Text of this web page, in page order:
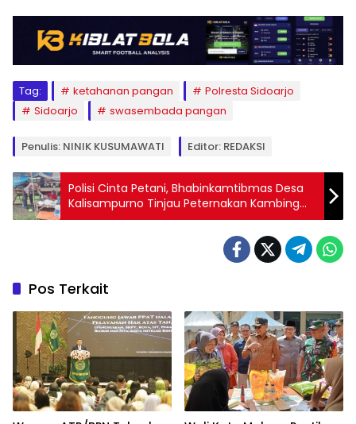
Tag: ketahanan pangan
Polresta Sidoarjo
Sidoarjo
swasembada pangan
Penulis: NINIK KUSUMAWATI Editor: REDAKSI
Polisi Cinta Petani, Bhabinkamtibmas Desa
Kalisampurno Tinjau Peternakan Kambing
Warga
Pos Terkait